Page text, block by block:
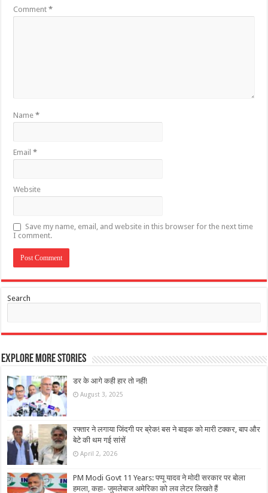
Comment*
Name*
Email*
Website
Save my name, email, and website in this browser for the next time
I comment.
Search
Explore More Stories
डर के आगे कही हार तो नहीं!
August 3, 2025
रफ्तार ने लगाया जिंदगी पर ब्रेक! बस ने बाइक को मारी टक्कर, बाप और
बेटे की थम गई सांसें
April 2, 2026
PM Modi Govt 11 Years: पप्पू यादव ने मोदी सरकार पर बोला
हमला, कहा- जुमलेबाज अमेरिका को लव लेटर लिखते हैं